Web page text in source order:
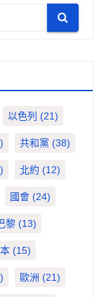
以色列 (21)
共和黨 (38)
北約 (12)
國會 (24)
黎 (13)
(15)
歐洲 (21)